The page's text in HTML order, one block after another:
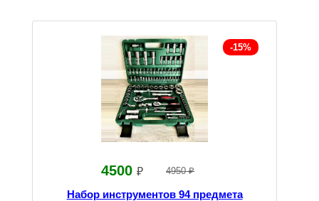
-15%
4500 ₽ 4950 ₽
Набор инструментов 94 предмета